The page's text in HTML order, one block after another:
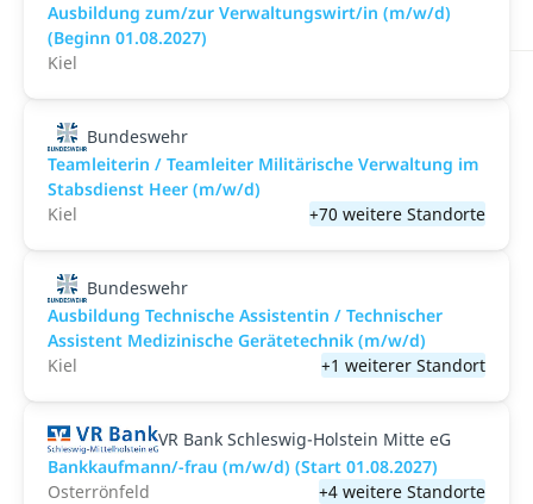
Ausbildung zum/zur Verwaltungswirt/in (m/w/d)
(Beginn 01.08.2027)
Kiel
Bundeswehr
Teamleiterin / Teamleiter Militärische Verwaltung im
Stabsdienst Heer (m/w/d)
Kiel
+70 weitere Standorte
Bundeswehr
Ausbildung Technische Assistentin / Technischer
Assistent Medizinische Gerätetechnik (m/w/d)
Kiel
+1 weiterer Standort
VR Bank Schleswig-Holstein Mitte eG
Bankkaufmann/-frau (m/w/d) (Start 01.08.2027)
Osterrönfeld
+4 weitere Standorte